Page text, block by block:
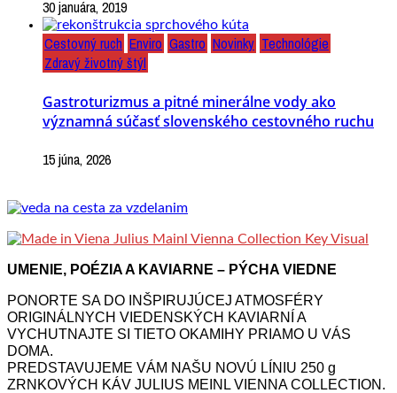
30 januára, 2019
Cestovný ruch Enviro Gastro Novinky Technológie
Zdravý životný štýl
Gastroturizmus a pitné minerálne vody ako
významná súčasť slovenského cestovného ruchu
15 júna, 2026
UMENIE, POÉZIA A KAVIARNE – PÝCHA VIEDNE
PONORTE SA DO INŠPIRUJÚCEJ ATMOSFÉRY
ORIGINÁLNYCH VIEDENSKÝCH KAVIARNÍ A
VYCHUTNAJTE SI TIETO OKAMIHY PRIAMO U VÁS
DOMA.
PREDSTAVUJEME VÁM NAŠU NOVÚ LÍNIU 250 g
ZRNKOVÝCH KÁV JULIUS MEINL VIENNA COLLECTION.